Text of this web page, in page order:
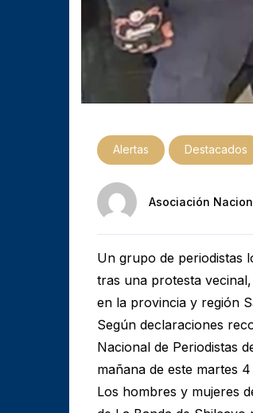
Alertas Destacados
Asociación
Un grupo de periodistas
tras una protesta
en la provincia y región
Según declaraciones
Nacional de Periodistas
mañana de este martes
Los hombres y mujeres